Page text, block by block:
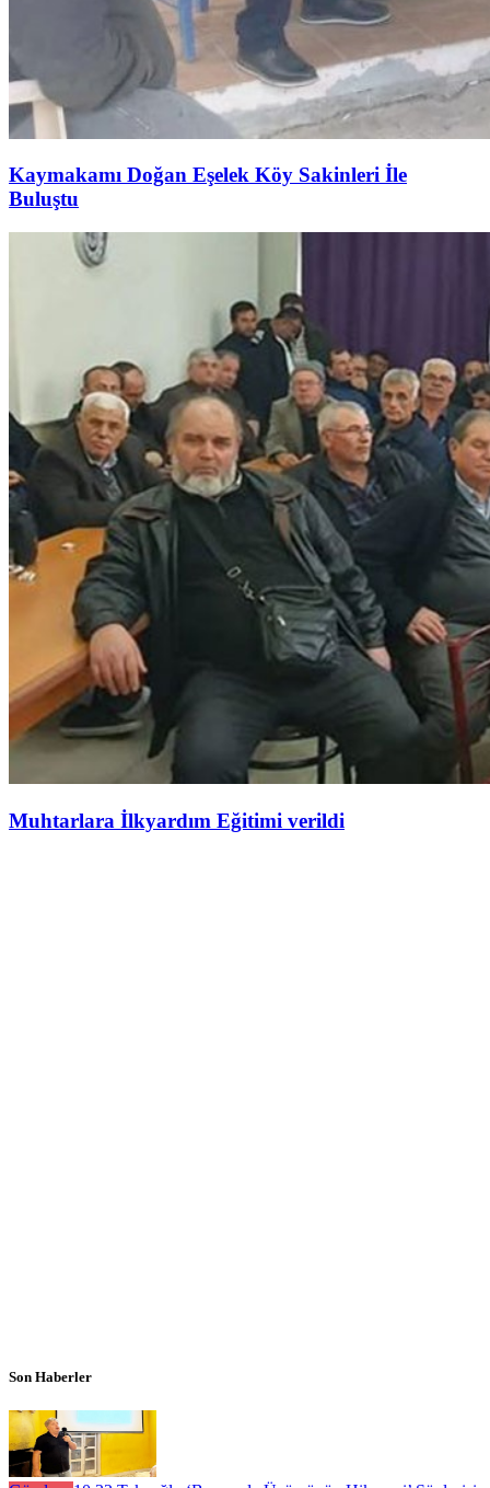
Kaymakamı Doğan Eşelek Köy Sakinleri İle
Buluştu
Muhtarlara İlkyardım Eğitimi verildi
Son Haberler